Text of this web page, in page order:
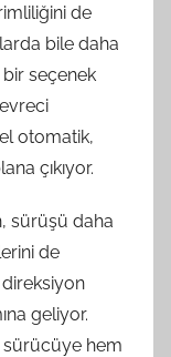
de
bile daha
seçenek
otomatik,
çıkıyor.
sürüşü daha
de
geliyor.
sürücüye hem